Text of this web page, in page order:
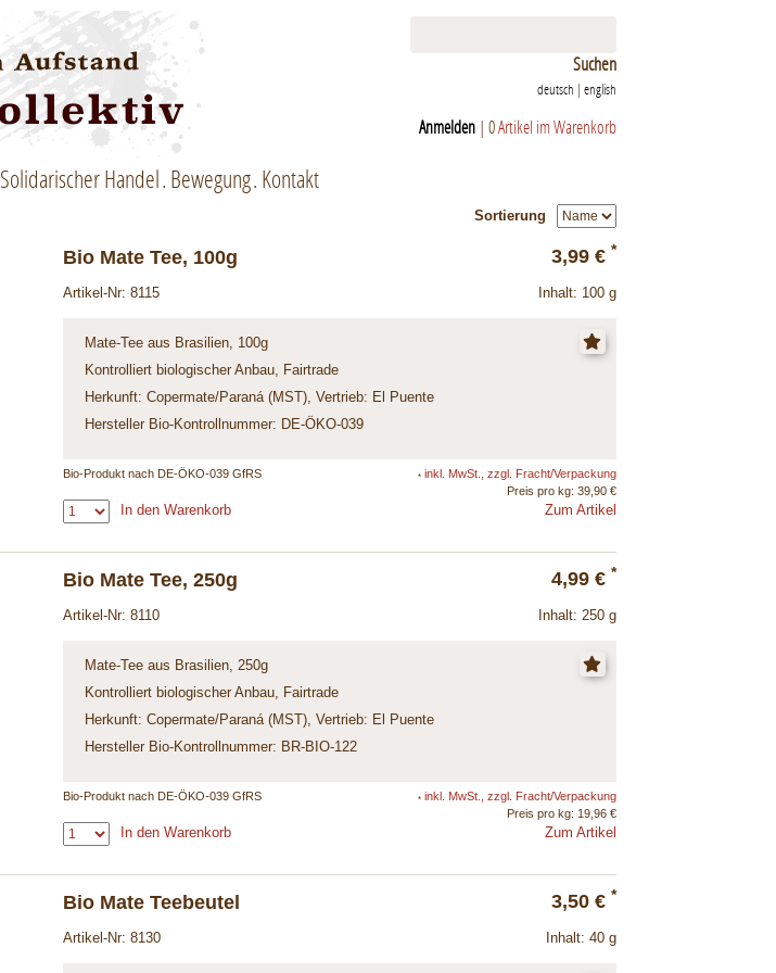
Suchen
deutsch | english
Anmelden | 0Artikel im Warenkorb
Solidarischer Handel Bewegung Kontakt
Sortierung
Bio Mate Tee, 100g 3,99 € *
Artikel-Nr: 8115 Inhalt: 100 g
Mate-Tee aus Brasilien, 100g
Kontrolliert biologischer Anbau, Fairtrade
Herkunft: Copermate/Paraná (MST), Vertrieb: El Puente
Hersteller Bio-Kontrollnummer: DE-ÖKO-039
Bio-Produkt nach DE-ÖKO-039 GfRS * inkl. MwSt., zzgl. Fracht/Verpackung
Preis pro kg: 39,90 €
In den Warenkorb Zum Artikel
Bio Mate Tee, 250g 4,99 € *
Artikel-Nr: 8110 Inhalt: 250 g
Mate-Tee aus Brasilien, 250g
Kontrolliert biologischer Anbau, Fairtrade
Herkunft: Copermate/Paraná (MST), Vertrieb: El Puente
Hersteller Bio-Kontrollnummer: BR-BIO-122
Bio-Produkt nach DE-ÖKO-039 GfRS * inkl. MwSt., zzgl. Fracht/Verpackung
Preis pro kg: 19,96 €
In den Warenkorb Zum Artikel
Bio Mate Teebeutel 3,50 € *
Artikel-Nr: 8130 Inhalt: 40 g